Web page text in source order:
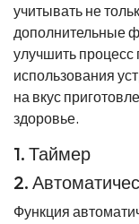
учитывать не
дополнительные
улучшить процесс
использования
на вкус
здоровье.
1. Таймер
2.
Функция